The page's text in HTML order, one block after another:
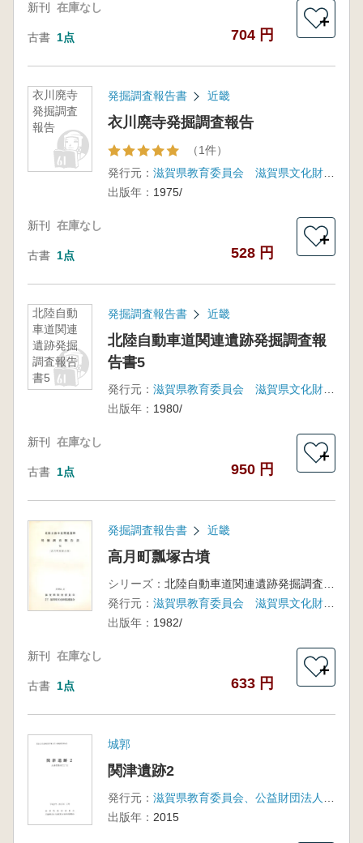
新刊 在庫なし
古書 1点 704 円
＋
衣川廃寺
発掘調査
報告
発掘調査報告書 近畿
衣川廃寺発掘調査報告
（1件）
発行元：
滋賀県教育委員会 滋賀県文化財保護協会
出版年： 1975/
新刊 在庫なし
古書 1点 528 円
＋
北陸自動
車道関連
遺跡発掘
調査報告
書5
発掘調査報告書 近畿
北陸自動車道関連遺跡発掘調査報
告書5
発行元：
滋賀県教育委員会 滋賀県文化財保護協会
出版年： 1980/
新刊 在庫なし
古書 1点 950 円
＋
発掘調査報告書 近畿
高月町瓢塚古墳
シリーズ：
発行元：
滋賀県教育委員会 滋賀県文化財保護協会
出版年： 1982/
新刊 在庫なし
古書 1点 633 円
＋
城郭
関津遺跡2
発行元：
出版年： 2015